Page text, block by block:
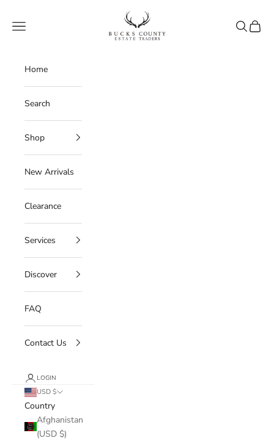
Bucks County Estate Traders
Navigation menu
Search
Cart
Home
Search
Shop
New Arrivals
Clearance
Services
Discover
FAQ
Contact Us
LOGIN
USD $
Country
Afghanistan
(USD $)